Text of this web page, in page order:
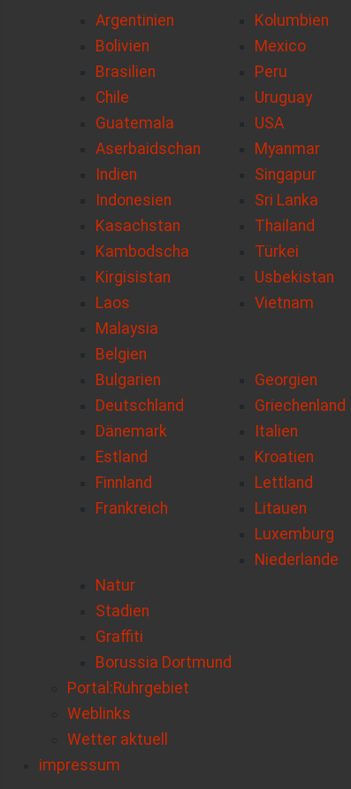
Argentinien
Bolivien
Brasilien
Chile
Guatemala
Kolumbien
Mexico
Peru
Uruguay
USA
Aserbaidschan
Indien
Indonesien
Kasachstan
Kambodscha
Kirgisistan
Laos
Malaysia
Myanmar
Singapur
Sri Lanka
Thailand
Türkei
Usbekistan
Vietnam
Belgien
Bulgarien
Deutschland
Dänemark
Estland
Finnland
Frankreich
Georgien
Griechenland
Italien
Kroatien
Lettland
Litauen
Luxemburg
Niederlande
Natur
Stadien
Graffiti
Borussia Dortmund
Portal:Ruhrgebiet
Weblinks
Wetter aktuell
impressum